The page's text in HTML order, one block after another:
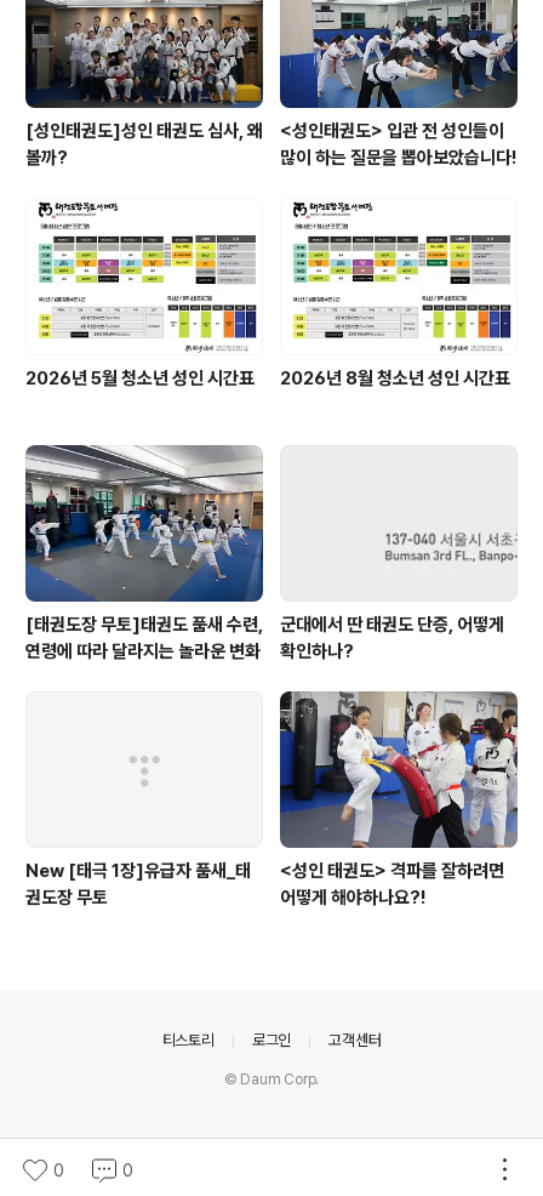
[성인태권도]성인 태권도 심사, 왜
볼까?
<성인태권도> 입관 전 성인들이
많이 하는 질문을 뽑아보았습니다!
2026년 5월 청소년 성인 시간표 2026년 8월 청소년 성인 시간표
[태권도장 무토]태권도 품새 수련,
연령에 따라 달라지는 놀라운 변화
군대에서 딴 태권도 단증, 어떻게
확인하나?
New [태극 1장]유급자 품새_태
권도장 무토
<성인 태권도> 격파를 잘하려면
어떻게 해야하나요?!
0 0
티스토리 로그인 고객센터
© Daum Corp.